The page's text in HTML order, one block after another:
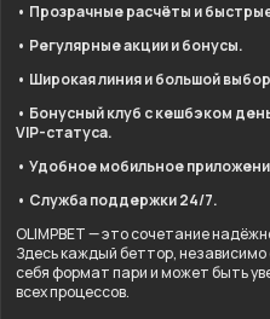
• Прозрачные расчёты и
• Регулярные акции и бонусы.
• Широкая линия и большой
• Бонусный клуб с кешбэком
VIP-статуса.
• Удобное мобильное
• Служба поддержки 24/7.
OLIMPBET — это сочетание
Здесь каждый беттор,
себя формат пари и может быть
всех процессов.